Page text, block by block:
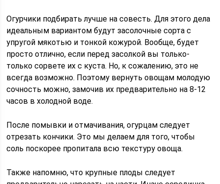
Огурчики подбирать лучше на совесть. Для этого дела
идеальным вариантом будут засолочные сорта с
упругой мякотью и тонкой кожурой. Вообще, будет
просто отлично, если перед засолкой вы только-
только сорвете их с куста. Но, к сожалению, это не
всегда возможно. Поэтому вернуть овощам молодую
сочность можно, замочив их предварительно на 8-12
часов в холодной воде.
После помывки и отмачивания, огурцам следует
отрезать кончики. Это мы делаем для того, чтобы
соль поскорее пропитала всю текстуру овоща.
Также напомню, что крупные плоды следует